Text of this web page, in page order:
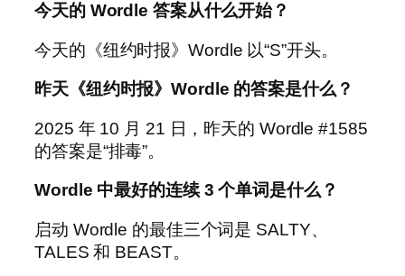
今天的 Wordle 答案从什么开始？
今天的《纽约时报》Wordle 以“S”开头。
昨天《纽约时报》Wordle 的答案是什么？
2025 年 10 月 21 日，昨天的 Wordle #1585
的答案是“排毒”。
Wordle 中最好的连续 3 个单词是什么？
启动 Wordle 的最佳三个词是 SALTY、
TALES 和 BEAST。